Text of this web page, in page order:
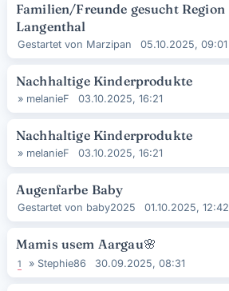
Familien/Freunde gesucht Region
Langenthal
Gestartet von Marzipan 05.10.2025, 09:01
Nachhaltige Kinderprodukte
» melanieF 03.10.2025, 16:21
Nachhaltige Kinderprodukte
» melanieF 03.10.2025, 16:21
Augenfarbe Baby
Gestartet von baby2025 01.10.2025, 12:42
Mamis usem Aargau🌸
1 » Stephie86 30.09.2025, 08:31